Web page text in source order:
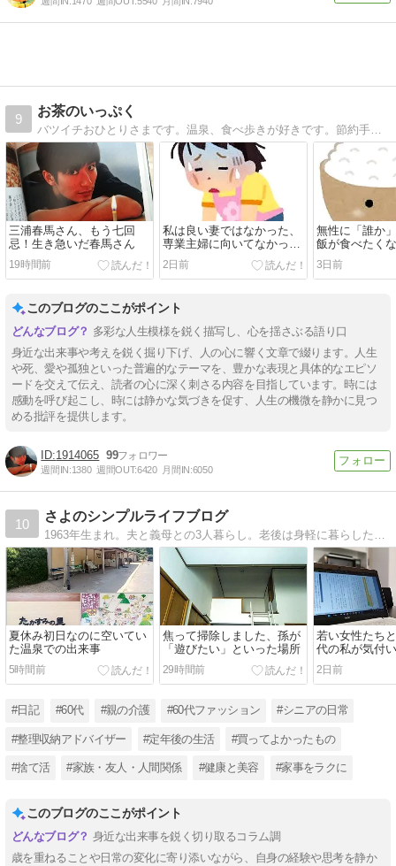
9
お茶のいっぷく
バツイチおひとりさまです。温泉、食べ歩きが好きです。節約手抜き料理などいろいろブログです
三浦春馬さん、もう七回
忌！生き急いだ春馬さん
19時間前
私は良い妻ではなかった、
専業主婦に向いてなかった
理由
2日前
無性に「誰か
飯が食べたく
お供
3日前
このブログのここがポイント
多彩な人生模様を鋭く描写し、心を揺さぶる語り口
身近な出来事や考えを鋭く掘り下げ、人の心に響く文章で綴ります。人生
や死、愛や孤独といった普遍的なテーマを、豊かな表現と具体的なエピソ
ードを交えて伝え、読者の心に深く刺さる内容を目指しています。時には
感動を呼び起こし、時には静かな気づきを促す、人生の機微を静かに見つ
める批評を提供します。
1914065 99
週間IN:1380 週間OUT:6420 月間IN:6050
10
さよのシンプルライフブログ
夏休み初日なのに空いてい
た温泉での出来事
5時間前
焦って掃除しました、孫が
「遊びたい」といった場所
29時間前
若い女性たち
代の私が気付
グを続ける目的
2日前
#日記 #60代 #親の介護 #60代ファッション #シニアの日常
#整理収納アドバイザー #定年後の生活 #買ってよかったもの
#捨て活 #家族・友人・人間関係 #健康と美容 #家事をラクに
このブログのここがポイント
身近な出来事を鋭く切り取るコラム調
歳を重ねることや日常の変化に寄り添いながら、自身の経験や思考を静か